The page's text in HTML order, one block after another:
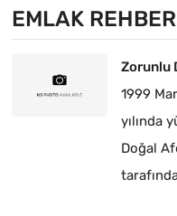
EMLAK
Zorunlu
1999
yılında
Doğal